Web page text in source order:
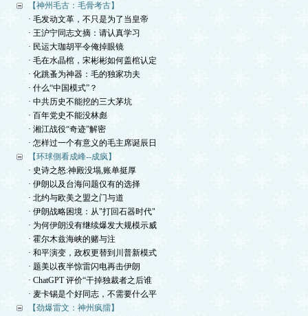
【神州毛古：毛骨考古】
· 毛发动文革，不只是为了当皇帝
· 王沪宁同志文摘：请认真学习
· 民运大珈胡平令俺掉眼镜
· 毛在水晶棺，宋彬彬如何盖棺认定
· 化跳蚤为神器：毛的独家功夫
· 什么“中国模式”？
· 中共历史不能挖的三大茅坑
· 百年党史不能没林彪
· 湘江战役“奇迹”解密
· 怎样过一个有意义的毛主席诞辰日
【环球側看成峰--成疯】
· 史诗之怒:神殿没塌,账单挺厚
· 伊朗以及台海问题仅有的选择
· 北约与欧美之盟之门与道
· 伊朗战略困境：从"打回石器时代"
· 为何伊朗没有继续爆发大规模示威
· 霍尔木兹海峡的赌与注
· 和平演变，政权更替到川普新模式
· 题美以夜半惊雷闪电再击伊朗
· ChatGPT 评价“干掉独裁者之后谁
· 麦卡锡是个好同志，不需要什么平
【劲爆雷文：神州疯擂】